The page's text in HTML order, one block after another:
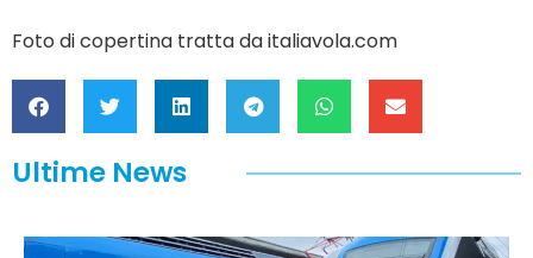
Foto di copertina tratta da italiavola.com
Ultime News